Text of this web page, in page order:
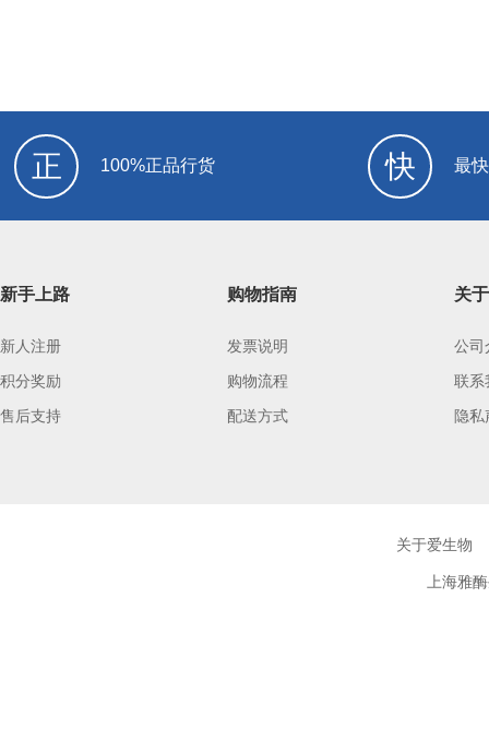
正 100%正品行货 快 最
新手上路
新人注册
积分奖励
售后支持
购物指南
发票说明
购物流程
配送方式
关
公司
联系
隐私
关于爱生物
上海雅